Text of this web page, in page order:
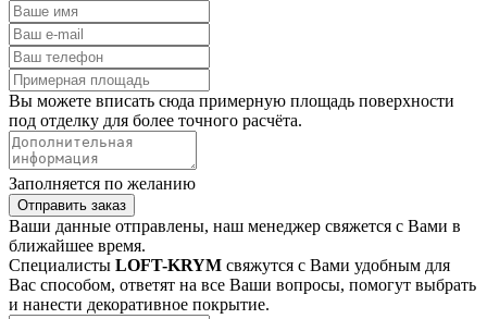
Вы можете вписать сюда примерную площадь поверхности
под отделку для более точного расчёта.
Заполняется по желанию
Отправить заказ
Ваши данные отправлены, наш менеджер свяжется с Вами в
ближайшее время.
Специалисты LOFT-KRYM свяжутся с Вами удобным для
Вас способом, ответят на все Ваши вопросы, помогут выбрать
и нанести декоративное покрытие.